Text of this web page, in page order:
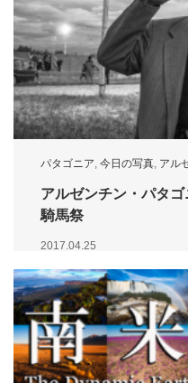
パタゴニア, 今日の写真, アル
アルゼンチン・パタ
騎馬祭
2017.04.25